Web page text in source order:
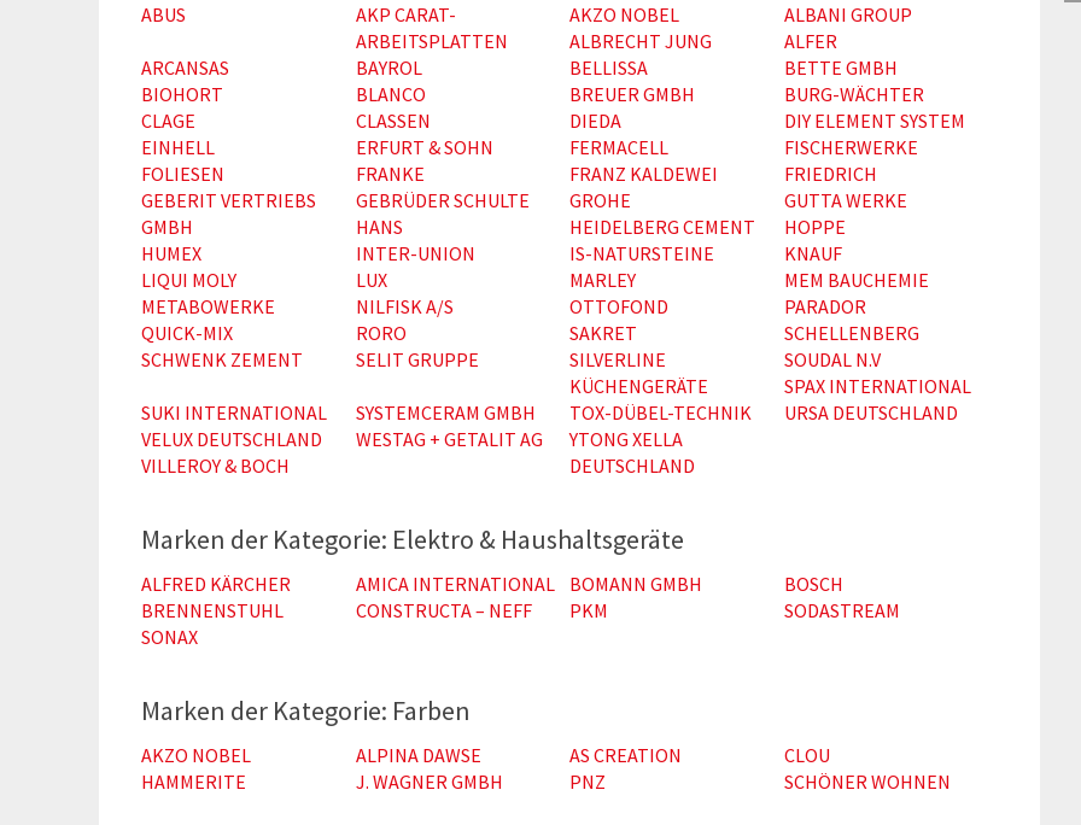
ABUS
AKP CARAT-
ARBEITSPLATTEN
AKZO NOBEL
ALBANI GROUP
ALBRECHT JUNG
ALFER
ARCANSAS
BAYROL BELLISSA
BETTE GMBH
BIOHORT
BLANCO BREUER GMBH
BURG-WÄCHTER
CLAGE
CLASSEN DIEDA
DIY ELEMENT SYSTEM
EINHELL
ERFURT & SOHN FERMACELL
FISCHERWERKE
FOLIESEN
FRANKE FRANZ KALDEWEI
FRIEDRICH
GEBERIT VERTRIEBS
GMBH
GEBRÜDER SCHULTE GROHE
GUTTA WERKE
HANS
HEIDELBERG CEMENT
HOPPE
HUMEX
INTER-UNION IS-NATURSTEINE
KNAUF
LIQUI MOLY
LUX MARLEY
MEM BAUCHEMIE
METABOWERKE
NILFISK A/S OTTOFOND
PARADOR
QUICK-MIX
RORO SAKRET
SCHELLENBERG
SCHWENK ZEMENT
SELIT GRUPPE
SILVERLINE
KÜCHENGERÄTE
SOUDAL N.V
SPAX INTERNATIONAL
SUKI INTERNATIONAL
SYSTEMCERAM GMBH TOX-DÜBEL-TECHNIK
URSA DEUTSCHLAND
VELUX DEUTSCHLAND
VILLEROY & BOCH
WESTAG + GETALIT AG
YTONG XELLA
DEUTSCHLAND
Elektro & Haushaltsgeräte
ALFRED KÄRCHER AMICA INTERNATIONAL BOMANN GMBH
BOSCH
BRENNENSTUHL
CONSTRUCTA – NEFF PKM
SODASTREAM
SONAX
Farben
AKZO NOBEL ALPINA DAWSE AS CREATION
CLOU
HAMMERITE
J. WAGNER GMBH PNZ SCHÖNER WOHNEN